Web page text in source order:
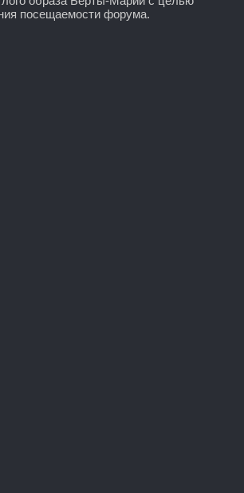
посещаемости форума.